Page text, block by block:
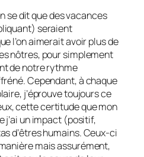
se dit que des vacances
seraient
l’on aimerait avoir plus de
nôtres, pour simplement
de notre rythme
Cependant, à chaque
j’éprouve toujours ce
cette certitude que mon
j’ai un impact (positif,
d’êtres humains. Ceux-ci
mais assurément,